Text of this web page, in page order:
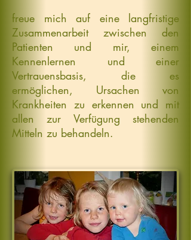
freue mich auf eine langfristige
Zusammenarbeit zwischen den
Patienten und mir, einem
Kennenlernen und einer
Vertrauensbasis, die es
ermöglichen, Ursachen von
Krankheiten zu erkennen und mit
allen zur Verfügung stehenden
Mitteln zu behandeln.